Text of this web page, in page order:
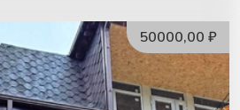
50000,00 ₽